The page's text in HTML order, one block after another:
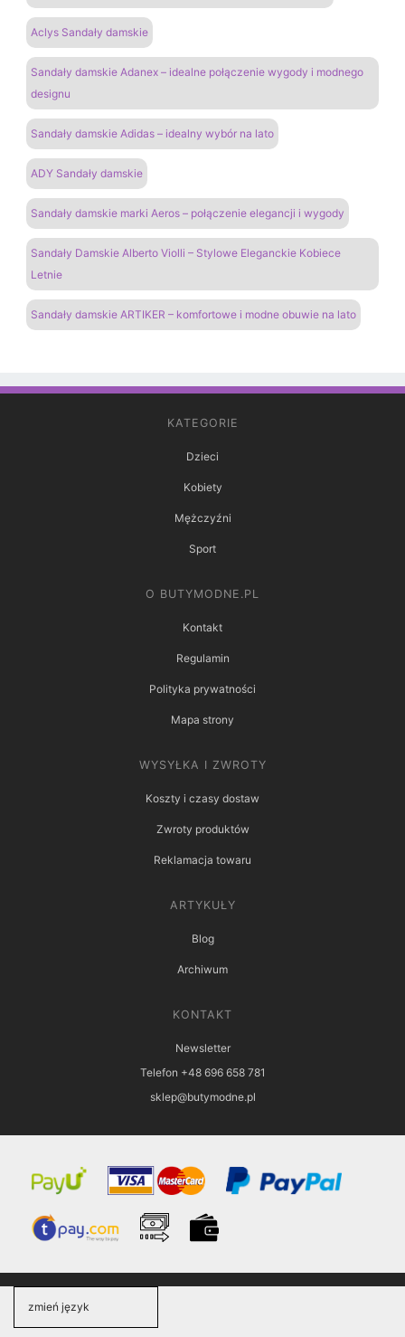
Aclys Sandały damskie
Sandały damskie Adanex – idealne połączenie wygody i modnego
designu
Sandały damskie Adidas – idealny wybór na lato
ADY Sandały damskie
Sandały damskie marki Aeros – połączenie elegancji i wygody
Sandały Damskie Alberto Violli – Stylowe Eleganckie Kobiece
Letnie
Sandały damskie ARTIKER – komfortowe i modne obuwie na lato
KATEGORIE
Dzieci
Kobiety
Mężczyźni
Sport
O BUTYMODNE.PL
Kontakt
Regulamin
Polityka prywatności
Mapa strony
WYSYŁKA I ZWROTY
Koszty i czasy dostaw
Zwroty produktów
Reklamacja towaru
ARTYKUŁY
Blog
Archiwum
KONTAKT
Newsletter
Telefon +48 696 658 781
sklep@butymodne.pl
zmień język